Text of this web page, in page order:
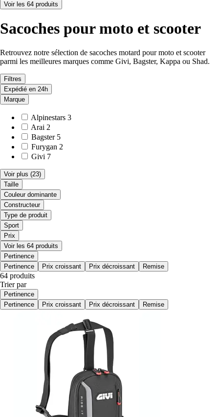
Voir les 64 produits
Sacoches pour moto et scooter
Retrouvez notre sélection de sacoches motard pour moto et scooter
parmi les meilleures marques comme Givi, Bagster, Kappa ou Shad.
Filtres
Expédié en 24h
Marque
Alpinestars 3
Arai 2
Bagster 5
Furygan 2
Givi 7
Voir plus (23)
Taille
Couleur dominante
Constructeur
Type de produit
Sport
Prix
Voir les 64 produits
Pertinence
Pertinence
Prix croissant Prix décroissant Remise
64 produits
Trier par
Pertinence
Pertinence
Prix croissant Prix décroissant Remise